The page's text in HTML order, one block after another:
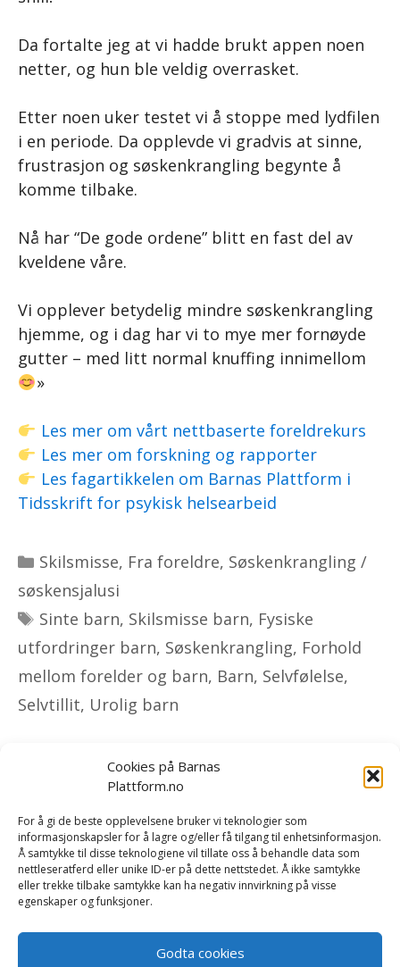
Cookies på Barnas
Plattform.no
For å gi de beste opplevelsene bruker vi teknologier som
informasjonskapsler for å lagre og/eller få tilgang til enhetsinformasjon.
Å samtykke til disse teknologiene vil tillate oss å behandle data som
nettleseratferd eller unike ID-er på dette nettstedet. Å ikke samtykke
eller trekke tilbake samtykke kan ha negativ innvirkning på visse
egenskaper og funksjoner.
Godta cookies
Da fortalte jeg at vi hadde brukt appen noen
netter, og hun ble veldig overrasket.
Etter noen uker testet vi å stoppe med lydfilen
i en periode. Da opplevde vi gradvis at sinne,
frustrasjon og søskenkrangling begynte å
komme tilbake.
Nå har “De gode ordene” blitt en fast del av
kveldene våre.
Vi opplever betydelig mindre søskenkrangling
hjemme, og i dag har vi to mye mer fornøyde
gutter – med litt normal knuffing innimellom
»
Les mer om vårt nettbaserte foreldrekurs
Les mer om forskning og rapporter
Les fagartikkelen om Barnas Plattform i
Tidsskrift for psykisk helsearbeid
Kategorier
Skilsmisse, Fra foreldre, Søskenkrangling /
søskensjalusi
Stikkord
Sinte barn, Skilsmisse barn, Fysiske
utfordringer barn, Søskenkrangling, Forhold
mellom forelder og barn, Barn, Selvfølelse,
Selvtillit, Urolig barn
Tilbakemeldinger| Rapport/forskning|Kontakt oss
Vi er opptatt av å håndtere dine personopplysninger på
vårpersonvernerklæring.